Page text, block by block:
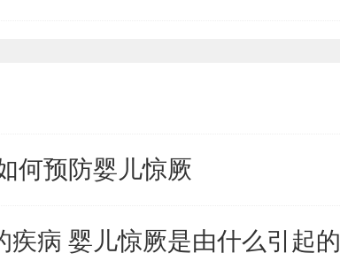
何预防婴儿惊厥
疾病 婴儿惊厥是由什么引起的